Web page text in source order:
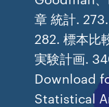
章 統計.
282. 標本比
実験計画.
Download
Statistical